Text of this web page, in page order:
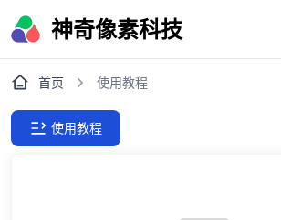
神奇像素科技
首页 使用教程
使用教程